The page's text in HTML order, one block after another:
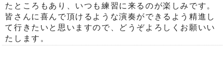
たところもあり、いつも練習に来るのが楽しみです。
皆さんに喜んで頂けるような演奏ができるよう精進し
て行きたいと思いますので、どうぞよろしくお願いい
たします。